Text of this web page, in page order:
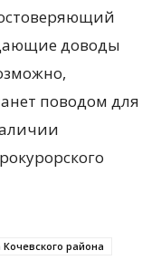
доводы
поводом для
Кочевского района